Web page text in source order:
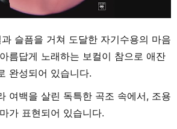
과 슬픔을 거쳐 도달한 자기수용의 마음
름답게 노래하는 보컬이 참으로 애잔
완성되어 있습니다.
여백을 살린 독특한 곡조 속에서, 조용
가 표현되어 있습니다.